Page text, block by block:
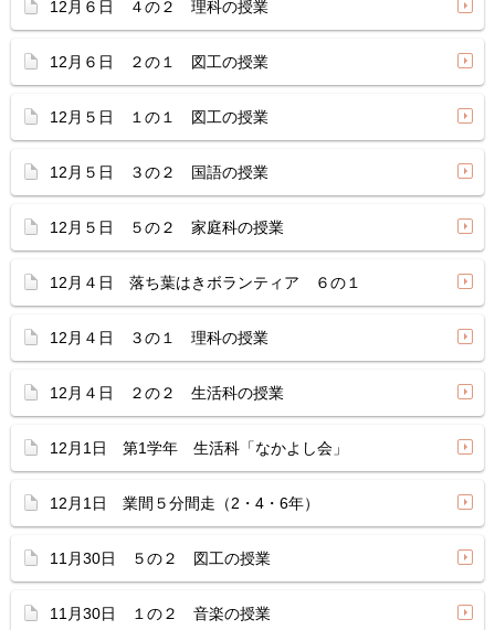
12月６日 ４の２ 理科の授業
12月６日 ２の１ 図工の授業
12月５日 １の１ 図工の授業
12月５日 ３の２ 国語の授業
12月５日 ５の２ 家庭科の授業
12月４日 落ち葉はきボランティア ６の１
12月４日 ３の１ 理科の授業
12月４日 ２の２ 生活科の授業
12月1日 第1学年 生活科「なかよし会」
12月1日 業間５分間走（2・4・6年）
11月30日 ５の２ 図工の授業
11月30日 １の２ 音楽の授業